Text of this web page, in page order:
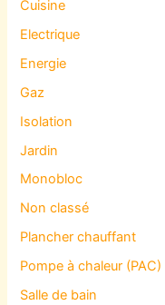
Cuisine
Electrique
Energie
Gaz
Isolation
Jardin
Monobloc
Non classé
Plancher chauffant
Pompe à chaleur (PAC)
Salle de bain